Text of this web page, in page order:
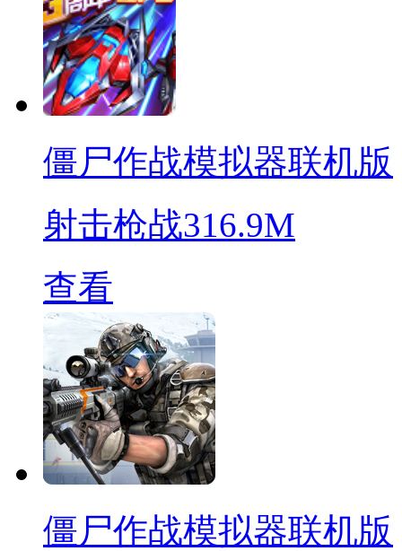
僵尸作战模拟器联机版
射击枪战316.9M
查看
僵尸作战模拟器联机版